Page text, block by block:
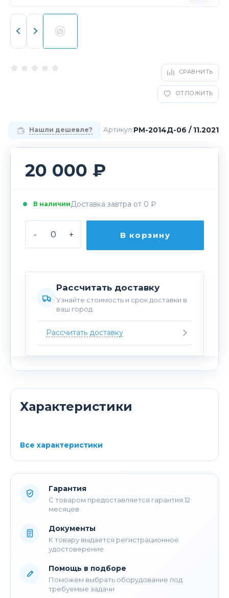
СРАВНИТЬ
ОТЛОЖИТЬ
Артикул:РМ-2014Д-06 / 11.2021
Нашли дешевле?
20 000 ₽
В наличииДоставка завтра от 0 ₽
- + В корзину
Рассчитать доставку
Узнайте стоимость и срок доставки в
ваш город
Рассчитать доставку
Характеристики
Все характеристики
Гарантия
С товаром предоставляется гарантия 12
месяцев
Документы
К товару выдается регистрационное
удостоверение
Помощь в подборе
Поможем выбрать оборудование под
требуемые задачи